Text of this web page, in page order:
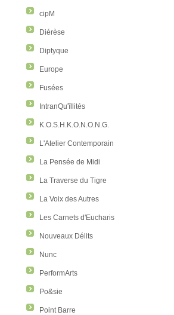
cipM
Diérèse
Diptyque
Europe
Fusées
IntranQu'îllités
K.O.S.H.K.O.N.O.N.G.
L'Atelier Contemporain
La Pensée de Midi
La Traverse du Tigre
La Voix des Autres
Les Carnets d'Eucharis
Nouveaux Délits
Nunc
PerformArts
Po&sie
Point Barre